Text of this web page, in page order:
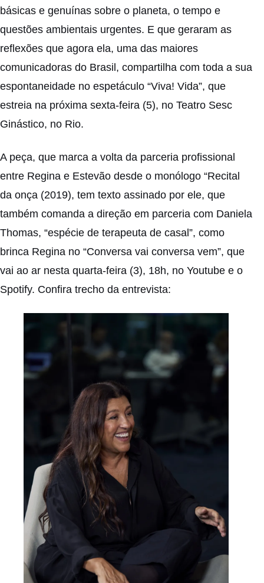
básicas e genuínas sobre o planeta, o tempo e
questões ambientais urgentes. E que geraram as
reflexões que agora ela, uma das maiores
comunicadoras do Brasil, compartilha com toda a sua
espontaneidade no espetáculo “Viva! Vida”, que
estreia na próxima sexta-feira (5), no Teatro Sesc
Ginástico, no Rio.
A peça, que marca a volta da parceria profissional
entre Regina e Estevão desde o monólogo “Recital
da onça (2019), tem texto assinado por ele, que
também comanda a direção em parceria com Daniela
Thomas, “espécie de terapeuta de casal”, como
brinca Regina no “Conversa vai conversa vem”, que
vai ao ar nesta quarta-feira (3), 18h, no Youtube e o
Spotify. Confira trecho da entrevista: